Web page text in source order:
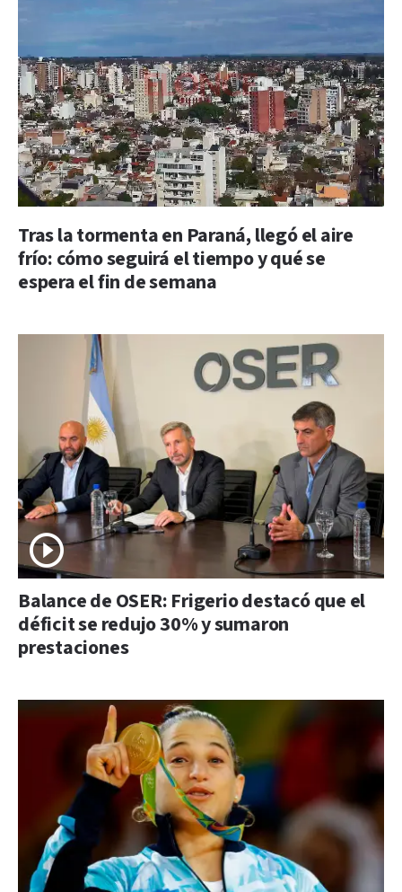
Tras la tormenta en Paraná, llegó el aire
frío: cómo seguirá el tiempo y qué se
espera el fin de semana
Balance de OSER: Frigerio destacó que el
déficit se redujo 30% y sumaron
prestaciones